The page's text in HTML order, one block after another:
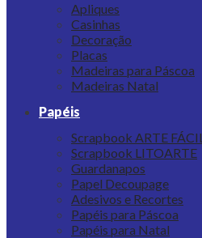
Apliques
Casinhas
Decoração
Placas
Madeiras para Páscoa
Madeiras Natal
Papéis
Scrapbook ARTE
Scrapbook LITOARTE
Guardanapos
Papel Decoupage
Adesivos e Recortes
Papéis para Páscoa
Papéis para Natal